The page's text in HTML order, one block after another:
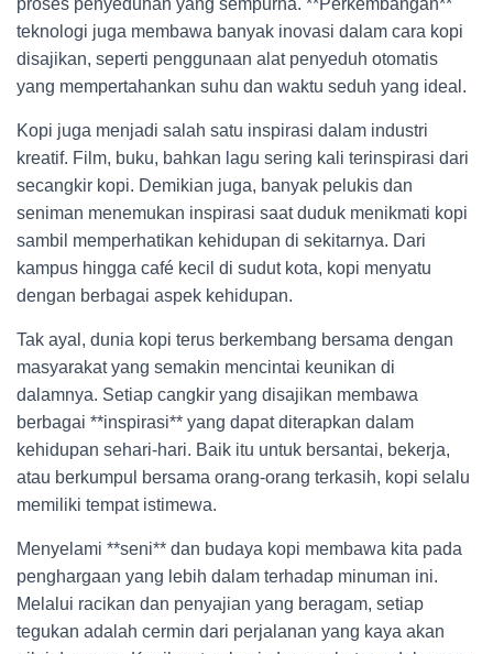
proses penyeduhan yang sempurna. **Perkembangan**
teknologi juga membawa banyak inovasi dalam cara kopi
disajikan, seperti penggunaan alat penyeduh otomatis
yang mempertahankan suhu dan waktu seduh yang ideal.
Kopi juga menjadi salah satu inspirasi dalam industri
kreatif. Film, buku, bahkan lagu sering kali terinspirasi dari
secangkir kopi. Demikian juga, banyak pelukis dan
seniman menemukan inspirasi saat duduk menikmati kopi
sambil memperhatikan kehidupan di sekitarnya. Dari
kampus hingga café kecil di sudut kota, kopi menyatu
dengan berbagai aspek kehidupan.
Tak ayal, dunia kopi terus berkembang bersama dengan
masyarakat yang semakin mencintai keunikan di
dalamnya. Setiap cangkir yang disajikan membawa
berbagai **inspirasi** yang dapat diterapkan dalam
kehidupan sehari-hari. Baik itu untuk bersantai, bekerja,
atau berkumpul bersama orang-orang terkasih, kopi selalu
memiliki tempat istimewa.
Menyelami **seni** dan budaya kopi membawa kita pada
penghargaan yang lebih dalam terhadap minuman ini.
Melalui racikan dan penyajian yang beragam, setiap
tegukan adalah cermin dari perjalanan yang kaya akan